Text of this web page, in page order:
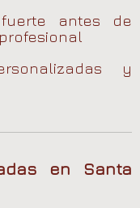
antes de
y
en Santa